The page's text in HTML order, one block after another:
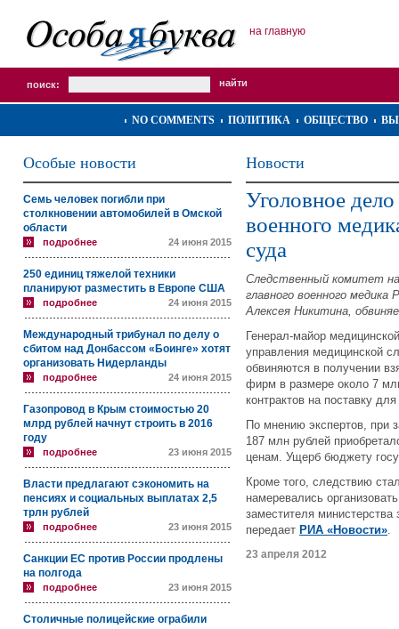
на главную
поиск:
NO COMMENTS ПОЛИТИКА ОБЩЕСТВО
Особые новости
Семь человек погибли при
столкновении автомобилей в Омской
области
подробнее 24 июня 2015
250 единиц тяжелой техники
планируют разместить в Европе США
подробнее 24 июня 2015
Международный трибунал по делу о
сбитом над Донбассом «Боинге» хотят
организовать Нидерланды
подробнее 24 июня 2015
Газопровод в Крым стоимостью 20
млрд рублей начнут строить в 2016
году
подробнее 23 июня 2015
Власти предлагают сэкономить на
пенсиях и социальных выплатах 2,5
трлн рублей
подробнее 23 июня 2015
Санкции ЕС против России продлены
на полгода
подробнее 23 июня 2015
Столичные полицейские ограбили
Новости
Уголовное
военного
суда
Следственный комитет
главного военного медика
Алексея Никитина,
Генерал-майор
управления медицинской
обвиняются в получении
фирм в размере около 7
контрактов на поставку
По мнению экспертов, при
187 млн рублей
ценам. Ущерб бюджету
Кроме того, следствию
намеревались
заместителя
передает РИА «Новости».
23 апреля 2012